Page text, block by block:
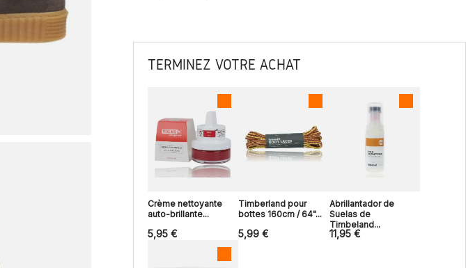
TERMINEZ VOTRE ACHAT
Crème nettoyante
auto-brillante...
5,95 €
Timberland pour
bottes 160cm / 64"...
5,99 €
Abrillantador de
Suelas de
Timbeland...
11,95 €